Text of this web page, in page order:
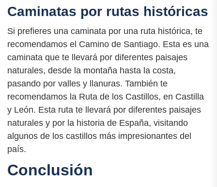
Caminatas por rutas históricas
Si prefieres una caminata por una ruta histórica, te
recomendamos el Camino de Santiago. Esta es una
caminata que te llevará por diferentes paisajes
naturales, desde la montaña hasta la costa,
pasando por valles y llanuras. También te
recomendamos la Ruta de los Castillos, en Castilla
y León. Esta ruta te llevará por diferentes paisajes
naturales y por la historia de España, visitando
algunos de los castillos más impresionantes del
país.
Conclusión